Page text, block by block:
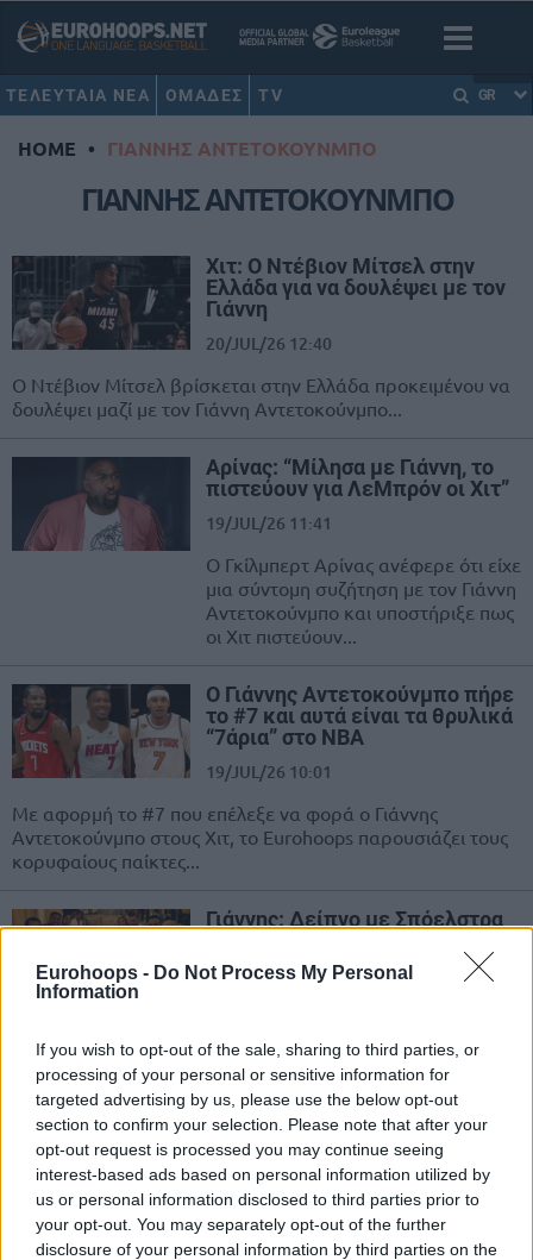
Eurohoops - Do Not Process My Personal
Information
If you wish to opt-out of the sale, sharing to third parties, or
processing of your personal or sensitive information for
targeted advertising by us, please use the below opt-out
section to confirm your selection. Please note that after your
opt-out request is processed you may continue seeing
interest-based ads based on personal information utilized by
us or personal information disclosed to third parties prior to
your opt-out. You may separately opt-out of the further
disclosure of your personal information by third parties on the
ΤΕΛΕΥΤΑΙΑ ΝΕΑ ΟΜΑΔΕΣ TV GR
HOME • ΓΙΑΝΝΗΣ ΑΝΤΕΤΟΚΟΥΝΜΠΟ
ΓΙΑΝΝΗΣ ΑΝΤΕΤΟΚΟΥΝΜΠΟ
Χιτ: Ο Ντέβιον Μίτσελ στην
Ελλάδα για να δουλέψει με τον
Γιάννη
20/JUL/26 12:40
Ο Ντέβιον Μίτσελ βρίσκεται στην Ελλάδα προκειμένου να
δουλέψει μαζί με τον Γιάννη Αντετοκούνμπο...
Αρίνας: “Μίλησα με Γιάννη, το
πιστεύουν για ΛεΜπρόν οι Χιτ”
19/JUL/26 11:41
Ο Γκίλμπερτ Αρίνας ανέφερε ότι είχε
μια σύντομη συζήτηση με τον Γιάννη
Αντετοκούνμπο και υποστήριξε πως
οι Χιτ πιστεύουν...
O Γιάννης Αντετοκούνμπο πήρε
το #7 και αυτά είναι τα θρυλικά
“7άρια” στο NBA
19/JUL/26 10:01
Με αφορμή το #7 που επέλεξε να φορά ο Γιάννης
Αντετοκούνμπο στους Χιτ, το Eurohoops παρουσιάζει τους
κορυφαίους παίκτες...
Γιάννης: Δείπνο με Σπόελστρα
17/JUL/26 21:12
Πατ Ράιλι δείπνησε ο Γιάννης
Αντετοκούνμπο στο Μαϊάμι μετά
από την παρουσίασή του,...
Τρις Κριστάκης: Η ομογενής
δημοσιογράφος που μίλησε με
τον Γιάννη στα ελληνικά κατά
την παρουσίαση του
17/JUL/26 10:39